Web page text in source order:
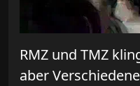
RMZ und TMZ
aber